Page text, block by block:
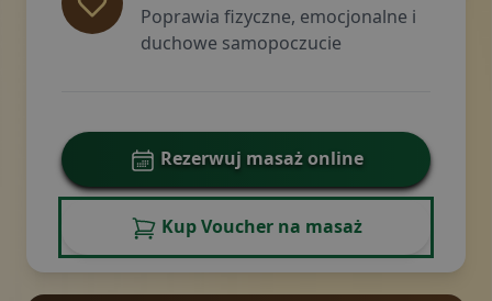
Poprawia fizyczne, emocjonalne i
duchowe samopoczucie
Rezerwuj masaż online
Kup Voucher na masaż